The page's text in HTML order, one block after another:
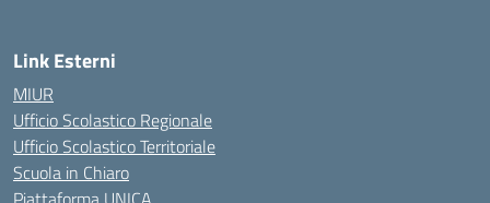
Link Esterni
MIUR
Ufficio Scolastico Regionale
Ufficio Scolastico Territoriale
Scuola in Chiaro